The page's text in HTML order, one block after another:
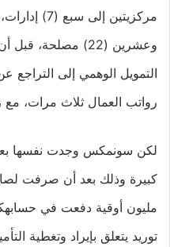
وعشرين (22)
التمويل الوهمي إلى
رواتب العمال ثلاث مرات، مع
لكن سونمكس وجدت نفسها
مليون أوقية دفعت في
توريد يتعلق بإيراد وتغطية